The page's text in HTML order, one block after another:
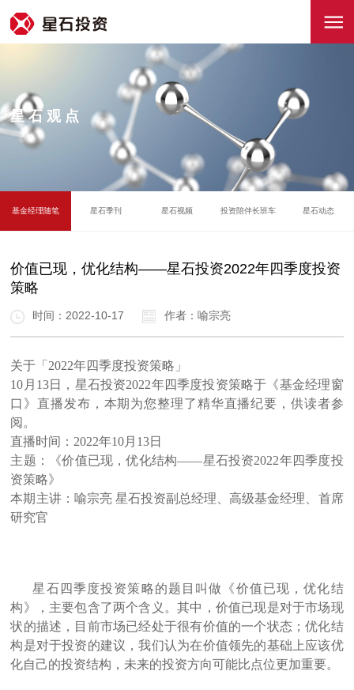
星石观点
基金经理随笔 星石季刊 星石视频 投资陪伴长班车 星石动态
价值已现，优化结构——星石投资2022年四季度投资
策略
时间：2022-10-17 作者：喻宗亮
关于「2022年四季度投资策略」
10月13日，星石投资2022年四季度投资策略于《基金经理窗
口》直播发布，本期为您整理了精华直播纪要，供读者参
阅。
直播时间：2022年10月13日
主题：《价值已现，优化结构——星石投资2022年四季度投
资策略》
本期主讲： 喻宗亮 星石投资副总经理、高级基金经理、首席
研究官
星石四季度投资策略的题目叫做《价值已现，优化结
构》，主要包含了两个含义。其中，价值已现是对于市场现
状的描述，目前市场已经处于很有价值的一个状态；优化结
构是对于投资的建议，我们认为在价值领先的基础上应该优
化自己的投资结构，未来的投资方向可能比点位更加重要。